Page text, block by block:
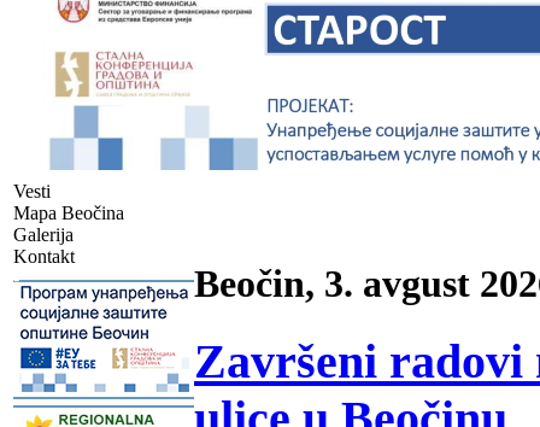
Vesti
Mapa Beočina
Galerija
Kontakt
-
-
Beočin, 3. avgust
Završeni